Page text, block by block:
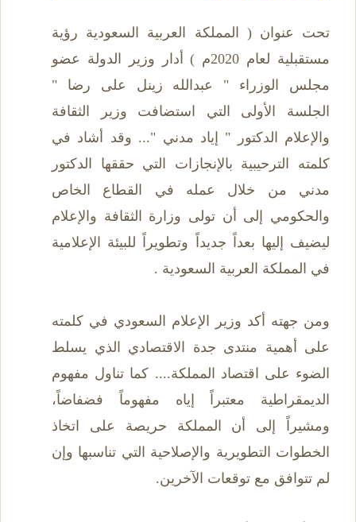
تحت عنوان ( المملكة العربية السعودية رؤية
مستقبلية لعام 2020م ) أدار وزير الدولة عضو
مجلس الوزراء " عبدالله زينل على رضا "
الجلسة الأولى التي استضافت وزير الثقافة
والإعلام الدكتور " إياد مدني "... وقد أشاد في
كلمته الترحيبية بالإنجازات التي حققها الدكتور
مدني من خلال عمله في القطاع الخاص
والحكومي إلى أن تولى وزارة الثقافة والإعلام
ليضيف إليها بعداً جديداً وتطويراً للبيئة الإعلامية
في المملكة العربية السعودية .
ومن جهته أكد وزير الإعلام السعودي في كلمته
على أهمية منتدى جدة الاقتصادي الذي يسلط
الضوء على اقتصاد المملكة.... كما تناول مفهوم
الديمقراطية معتبراً إياه مفهوماً فضفاضاً،
ومشيراً إلى أن المملكة حريصة على اتخاذ
الخطوات التطويرية والإصلاحية التي تناسبها وإن
لم تتوافق مع توقعات الآخرين.